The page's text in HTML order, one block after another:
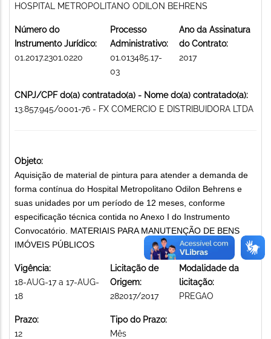
HOSPITAL METROPOLITANO ODILON BEHRENS
Número do
Instrumento Jurídico:
01.2017.2301.0220
Processo
Administrativo:
01.013485.17-
03
Ano da Assinatura
do Contrato:
2017
CNPJ/CPF do(a) contratado(a) - Nome do(a) contratado(a):
13.857.945/0001-76 - FX COMERCIO E DISTRIBUIDORA LTDA
Objeto:
Aquisição de material de pintura para atender a demanda de
forma contínua do Hospital Metropolitano Odilon Behrens e
suas unidades por um período de 12 meses, conforme
especificação técnica contida no Anexo I do Instrumento
Convocatório. MATERIAIS PARA MANUTENÇÃO DE BENS
IMÓVEIS PÚBLICOS
Vigência:
18-AUG-17 a 17-AUG-
18
Licitação de
Origem:
282017/2017
Modalidade da
licitação:
PREGAO
Prazo:
12
Tipo do Prazo:
Mês